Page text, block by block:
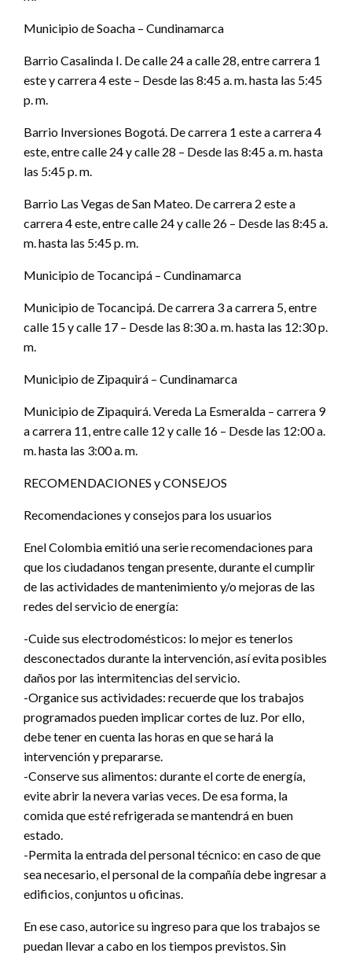
Municipio de Soacha – Cundinamarca
Barrio Casalinda I. De calle 24 a calle 28, entre carrera 1
este y carrera 4 este – Desde las 8:45 a. m. hasta las 5:45
p. m.
Barrio Inversiones Bogotá. De carrera 1 este a carrera 4
este, entre calle 24 y calle 28 – Desde las 8:45 a. m. hasta
las 5:45 p. m.
Barrio Las Vegas de San Mateo. De carrera 2 este a
carrera 4 este, entre calle 24 y calle 26 – Desde las 8:45 a.
m. hasta las 5:45 p. m.
Municipio de Tocancipá – Cundinamarca
Municipio de Tocancipá. De carrera 3 a carrera 5, entre
calle 15 y calle 17 – Desde las 8:30 a. m. hasta las 12:30 p.
m.
Municipio de Zipaquirá – Cundinamarca
Municipio de Zipaquirá. Vereda La Esmeralda – carrera 9
a carrera 11, entre calle 12 y calle 16 – Desde las 12:00 a.
m. hasta las 3:00 a. m.
RECOMENDACIONES y CONSEJOS
Recomendaciones y consejos para los usuarios
Enel Colombia emitió una serie recomendaciones para
que los ciudadanos tengan presente, durante el cumplir
de las actividades de mantenimiento y/o mejoras de las
redes del servicio de energía:
-Cuide sus electrodomésticos: lo mejor es tenerlos
desconectados durante la intervención, así evita posibles
daños por las intermitencias del servicio.
-Organice sus actividades: recuerde que los trabajos
programados pueden implicar cortes de luz. Por ello,
debe tener en cuenta las horas en que se hará la
intervención y prepararse.
-Conserve sus alimentos: durante el corte de energía,
evite abrir la nevera varias veces. De esa forma, la
comida que esté refrigerada se mantendrá en buen
estado.
-Permita la entrada del personal técnico: en caso de que
sea necesario, el personal de la compañía debe ingresar a
edificios, conjuntos u oficinas.
En ese caso, autorice su ingreso para que los trabajos se
puedan llevar a cabo en los tiempos previstos. Sin